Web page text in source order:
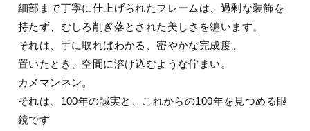
細部まで丁寧に仕上げられたフレームは、過剰な装飾を
持たず、むしろ削ぎ落とされた美しさを纏います。
それは、手に取ればわかる、密やかな完成度。
置いたとき、空間に溶け込むような佇まい。
カメマンネン。
それは、100年の誠実と、これからの100年を見つめる眼
鏡です